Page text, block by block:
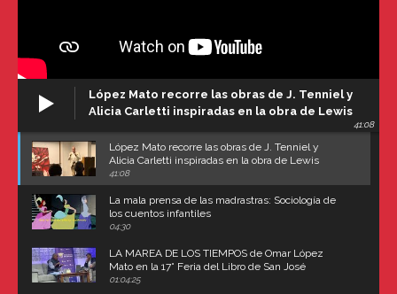
López Mato recorre las obras de J. Tenniel y
Alicia Carletti inspiradas en la obra de Lewis
41:08
López Mato recorre las obras de J. Tenniel y
Alicia Carletti inspiradas en la obra de Lewis
Carroll
41:08
La mala prensa de las madrastras: Sociología de
los cuentos infantiles
04:30
LA MAREA DE LOS TIEMPOS de Omar López
Mato en la 17° Feria del Libro de San José
(Uruguay)
01:04:25